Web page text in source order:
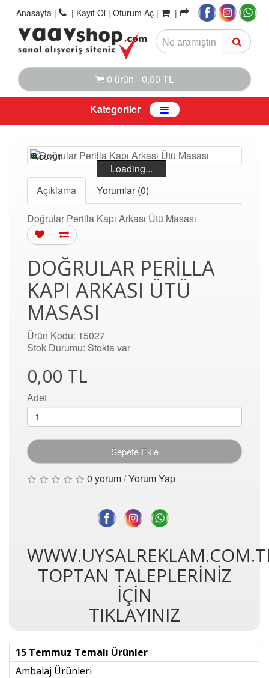
Anasayfa | | Kayıt Ol | Oturum Aç | |
0 ürün - 0,00 TL
Kategoriler
Loading...
BÜYÜT
Açıklama Yorumlar (0)
Doğrular Perilla Kapı Arkası Ütü Masası
DOĞRULAR PERILLA
KAPI ARKASI ÜTÜ
MASASI
Ürün Kodu: 15027
Stok Durumu: Stokta var
0,00 TL
Adet
Sepete Ekle
0 yorum/Yorum Yap
TOPTAN TALEPLERİNİZ
İÇİN
TIKLAYINIZ
15 Temmuz Temalı Ürünler
Ambalaj Ürünleri